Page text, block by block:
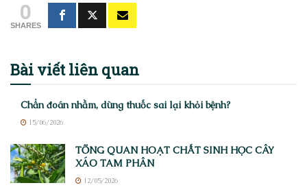
0
SHARES
Bài viếtliên quan
Chẩn đoán nhầm, dùng thuốc sai lại khỏi bệnh?
15/06/2026
TỔNG QUAN HOẠT CHẤT SINH HỌC CÂY
XÁO TAM PHÂN
12/05/2026